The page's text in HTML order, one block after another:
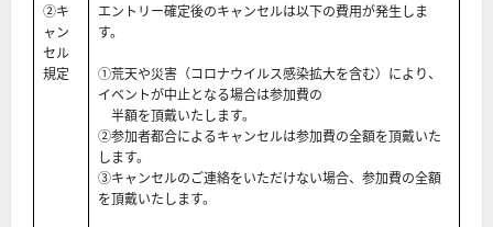
②キ
ャン
セル
規定
エントリー確定後のキャンセルは以下の費用が発生しま
す。
①荒天や災害（コロナウイルス感染拡大を含む）により、
イベントが中止となる場合は参加費の
半額を頂戴いたします。
②参加者都合によるキャンセルは参加費の全額を頂戴いた
します。
③キャンセルのご連絡をいただけない場合、参加費の全額
を頂戴いたします。